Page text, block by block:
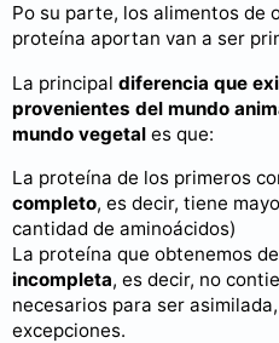
Po su parte, los alimentos de
proteína aportan van a ser
La principal diferencia que
provenientes del mundo
mundo vegetal es que:
La proteína de los primeros
completo, es decir, tiene
cantidad de aminoácidos)
La proteína que obtenemos
incompleta, es decir, no
necesarios para ser
excepciones.